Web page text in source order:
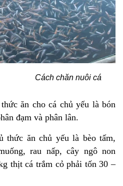
nuôi cá
ăn cho cá chủ yếu là bón
đạm và phân lân.
thức ăn chủ yếu là bèo tấm,
rau nấp, cây ngô non
thịt cá trắm cỏ phải tốn 30 –